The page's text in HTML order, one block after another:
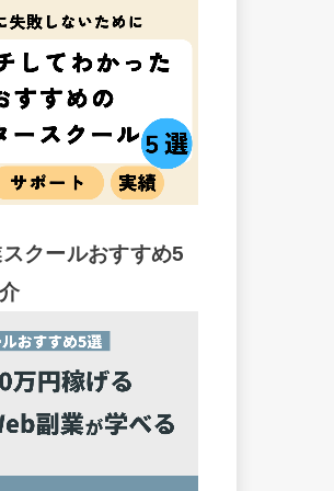
クールおすすめ5